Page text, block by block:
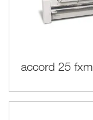
accord 25 fxm